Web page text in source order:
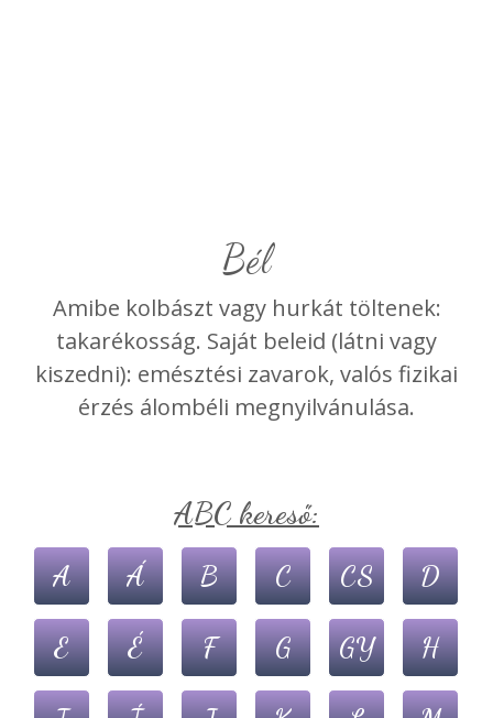
bél
Amibe kolbászt vagy hurkát töltenek:
takarékosság. Saját beleid (látni vagy
kiszedni): emésztési zavarok, valós fizikai
érzés álombéli megnyilvánulása.
ABC kereső:
A Á B C CS D
E É F G GY H